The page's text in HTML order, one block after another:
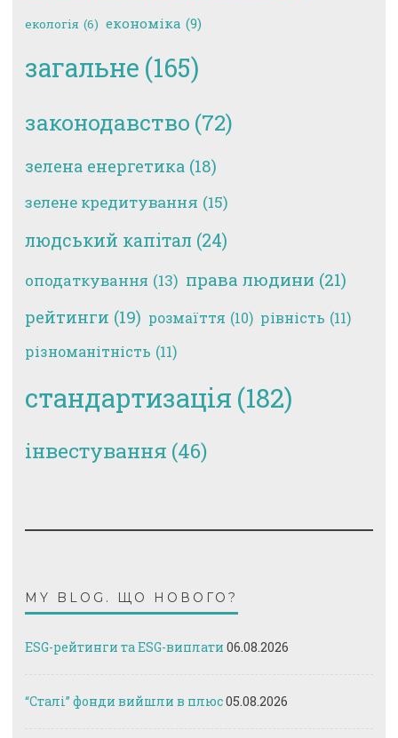
екологія (6) економіка (9)
загальне (165)
законодавство (72)
зелена енергетика (18)
зелене кредитування (15)
людський капітал (24)
оподаткування (13) права людини (21)
рейтинги (19) розмаїття (10) рівність (11)
різноманітність (11)
стандартизація (182)
інвестування (46)
MY BLOG. ЩО НОВОГО?
ESG-рейтинги та ESG-виплати 06.08.2026
“Сталі” фонди вийшли в плюс05.08.2026